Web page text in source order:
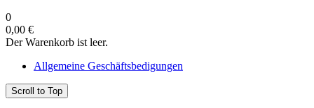
0
0,00 €
Der Warenkorb ist leer.
Allgemeine Geschäftsbedigungen
Scroll to Top